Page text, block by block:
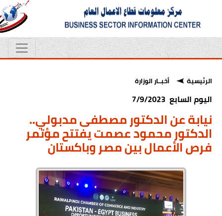
الرئيسية أخبــار الوزارة
اليوم السابع 7/9/2023
نيابة عن الدكتور مصطفى مدبولي..
الدكتور محمود عصمت يفتتح مؤتمر
فرص الأعمال بين مصر وباكستان